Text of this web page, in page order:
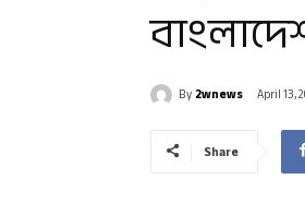
By2wnews April 13,
Share